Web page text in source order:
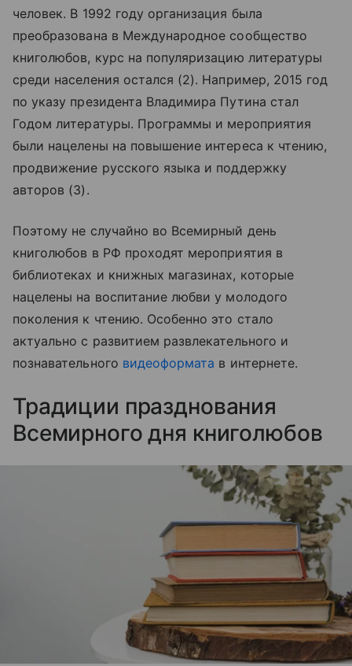
человек. В 1992 году организация была
преобразована в Международное сообщество
книголюбов, курс на популяризацию литературы
среди населения остался (2). Например, 2015 год
по указу президента Владимира Путина стал
Годом литературы. Программы и мероприятия
были нацелены на повышение интереса к чтению,
продвижение русского языка и поддержку
авторов (3).
Поэтому не случайно во Всемирный день
книголюбов в РФ проходят мероприятия в
библиотеках и книжных магазинах, которые
нацелены на воспитание любви у молодого
поколения к чтению. Особенно это стало
актуально с развитием развлекательного и
познавательного видеоформата в интернете.
Традиции празднования
Всемирного дня книголюбов